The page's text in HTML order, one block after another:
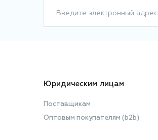
Введите электронный адрес
Юридическим лицам
Поставщикам
Оптовым покупателям (b2b)